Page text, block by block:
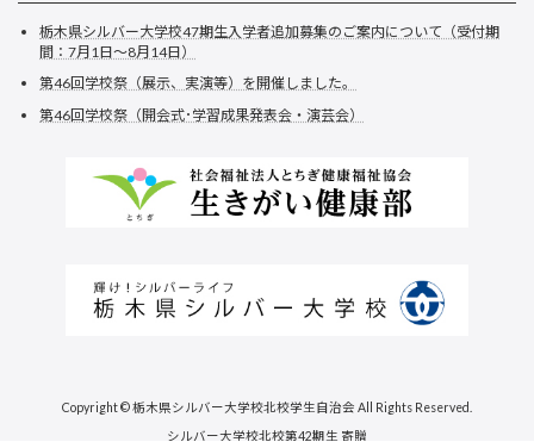
栃木県シルバー大学校47期生入学者追加募集のご案内について（受付期
間：7月1日～8月14日）
第46回学校祭（展示、実演等）を開催しました。
第46回学校祭（開会式･学習成果発表会・演芸会）
Copyright © 栃木県シルバー大学校北校学生自治会 All Rights Reserved.
シルバー大学校北校第42期生 寄贈